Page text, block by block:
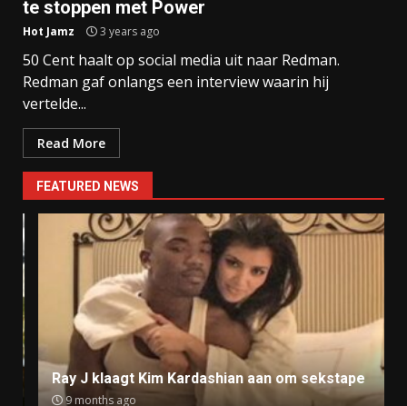
te stoppen met Power
Hot Jamz 3 years ago
50 Cent haalt op social media uit naar Redman.
Redman gaf onlangs een interview waarin hij
vertelde...
Read More
FEATURED NEWS
Ray J klaagt Kim Kardashian aan om sekstape
9 months ago